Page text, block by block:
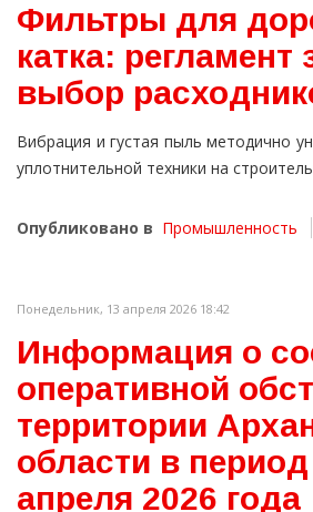
Фильтры для
катка:
выбор
Вибрация и густая пыль методично
уплотнительной техники на
Опубликовано в Промышленность
Понедельник, 13 апреля 2026 18:42
Информация о
оперативной
территории
области в
апреля 2026 года